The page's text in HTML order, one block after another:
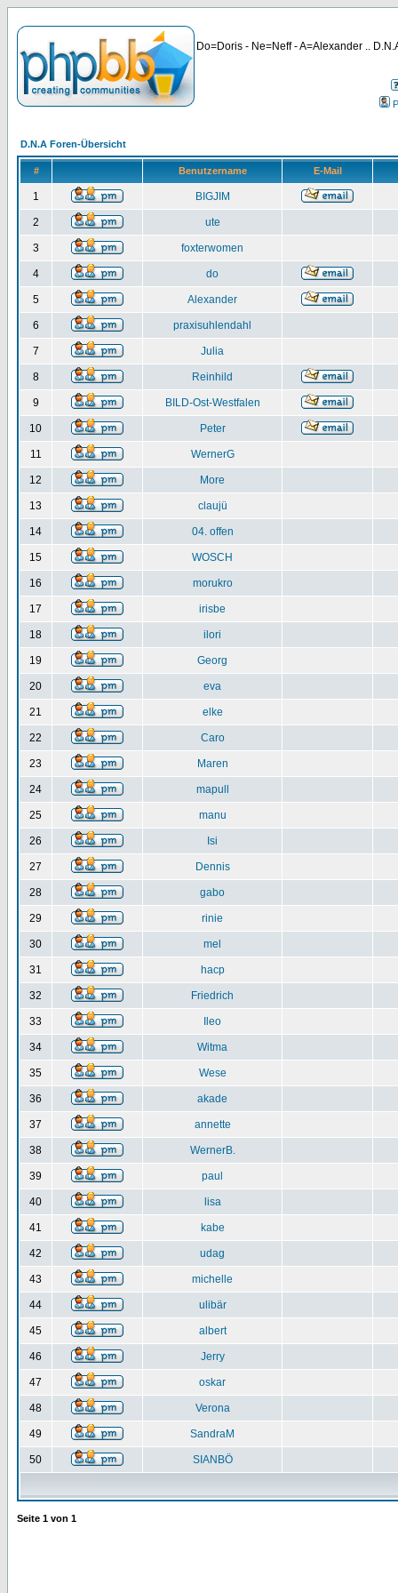
Do=Doris - Ne=Neff - A=Alexander ..
D.N.A Foren-Übersicht
# Benutzername E-Mail
1 BIGJIM
2 ute
3 foxterwomen
4 do
5 Alexander
6 praxisuhlendahl
7 Julia
8 Reinhild
9 BILD-Ost-Westfalen
10 Peter
11 WernerG
12 More
13 claujü
14 04. offen
15 WOSCH
16 morukro
17 irisbe
18 ilori
19 Georg
20 eva
21 elke
22 Caro
23 Maren
24 mapull
25 manu
26 Isi
27 Dennis
28 gabo
29 rinie
30 mel
31 hacp
32 Friedrich
33 Ileo
34 Witma
35 Wese
36 akade
37 annette
38 WernerB.
39 paul
40 lisa
41 kabe
42 udag
43 michelle
44 ulibär
45 albert
46 Jerry
47 oskar
48 Verona
49 SandraM
50 SIANBÖ
Seite 1 von 1